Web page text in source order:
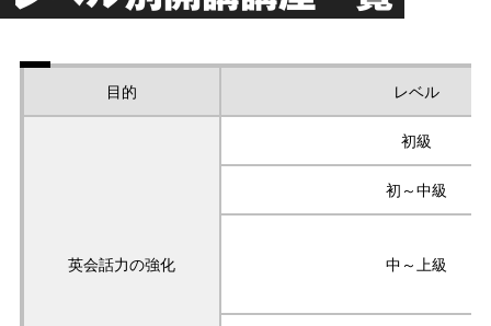
目的 レベル
英会話力の強化
初級
初～中級
中～上級